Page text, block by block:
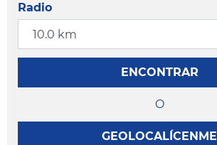
Radio
ENCONTRAR
O
GEOLOCALÍCENME